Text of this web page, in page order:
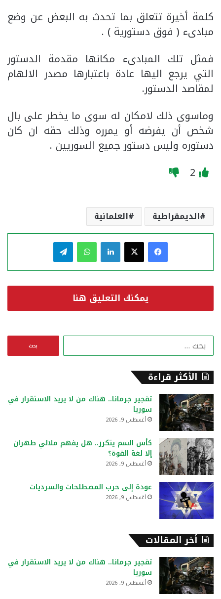
كلمة أخيرة تتعلق بما تحدث به البعض عن وضع
مبادىء ( فوق دستورية ) .
فمثل تلك المبادىء مكانها مقدمة الدستور
التي يرجع اليها عادة باعتبارها مصدر الالهام
لمقاصد الدستور.
وماسوى ذلك لامكان له سوى ما يخطر على بال
شخص أن يفرضه أو يمرره وذلك حقه ان كان
دستوره وليس دستور جميع السوريين .
2
الديمقراطية العلمانية
فيسبوك لينكدإن واتساب
يمكنك التعليق هنا
ن
الأكثر قراءة
تفجير جرمانا.. هناك من لا يريد الاستقرار في
سوريا
أغسطس 9, 2026
كأس السم يتكرر.. هل يفهم ملالي طهران
إلا لغة القوة؟
أغسطس 9, 2026
عودة إلى حرب المصطلحات والسرديات
أغسطس 9, 2026
أخر المقالات
تفجير جرمانا.. هناك من لا يريد الاستقرار في
سوريا
أغسطس 9, 2026